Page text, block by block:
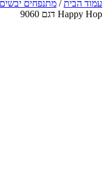
עמוד הבית/ מתנפחים יבשים
Happy Hop דגם 9060